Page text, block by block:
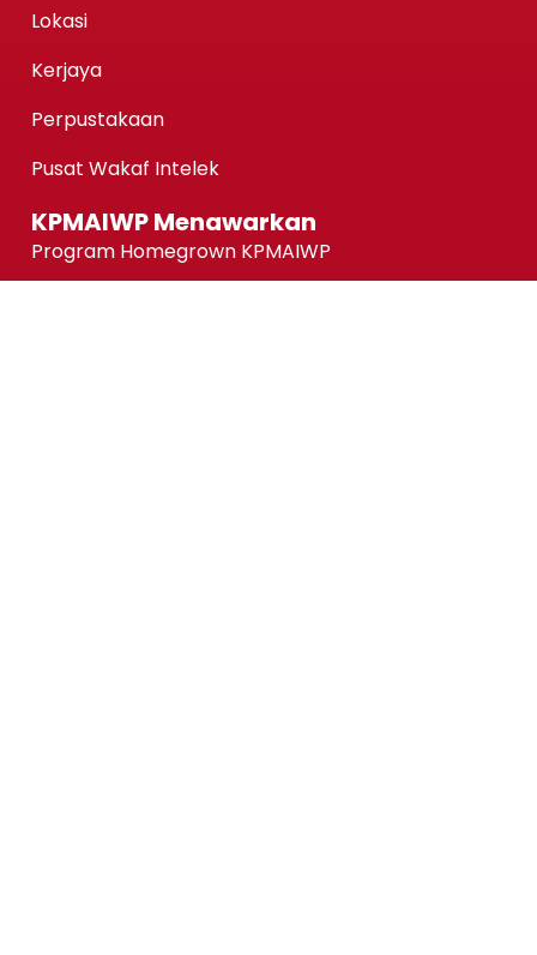
Lokasi
Kerjaya
Perpustakaan
Pusat Wakaf Intelek
KPMAIWP Menawarkan
Program Homegrown KPMAIWP